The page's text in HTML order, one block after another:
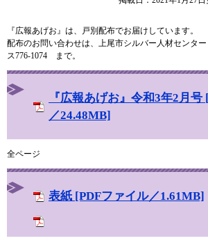
『広報あげお』は、戸別配布でお届けしています。
配布のお問い合わせは、上尾市シルバー人材センタ
ス776-1074 まで。
『広報あげお』令和3年2月号
／24.48MB]
全ページ
表紙 [PDFファイル／1.61MB]